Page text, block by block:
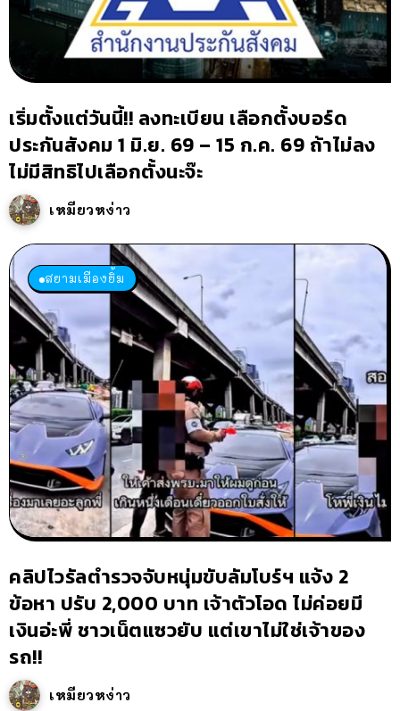
เริ่มตั้งแต่วันนี้!! ลงทะเบียน เลือกตั้งบอร์ด
ประกันสังคม 1 มิ.ย. 69 – 15 ก.ค. 69 ถ้าไม่ลง
ไม่มีสิทธิไปเลือกตั้งนะจ๊ะ
เหมียวหง่าว
สยามเมืองยิ้ม
คลิปไวรัลตำรวจจับหนุ่มขับลัมโบร์ฯ แจ้ง 2
ข้อหา ปรับ 2,000 บาท เจ้าตัวโอด ไม่ค่อยมี
เงินอ่ะพี่ ชาวเน็ตแซวยับ แต่เขาไม่ใช่เจ้าของ
รถ!!
เหมียวหง่าว